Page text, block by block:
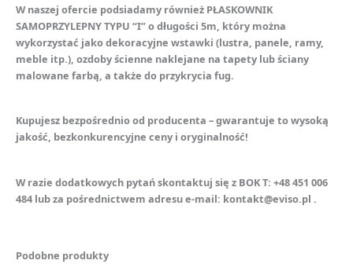
W naszej ofercie podsiadamy również PŁASKOWNIK
SAMOPRZYLEPNY TYPU “I” o długości 5m, który można
wykorzystać jako dekoracyjne wstawki (lustra, panele, ramy,
meble itp.), ozdoby ścienne naklejane na tapety lub ściany
malowane farbą, a także do przykrycia fug.
Kupujesz bezpośrednio od producenta – gwarantuje to wysoką
jakość, bezkonkurencyjne ceny i oryginalność!
W razie dodatkowych pytań skontaktuj się z BOK T: +48 451 006
484 lub za pośrednictwem adresu e-mail: kontakt@eviso.pl .
Podobne produkty